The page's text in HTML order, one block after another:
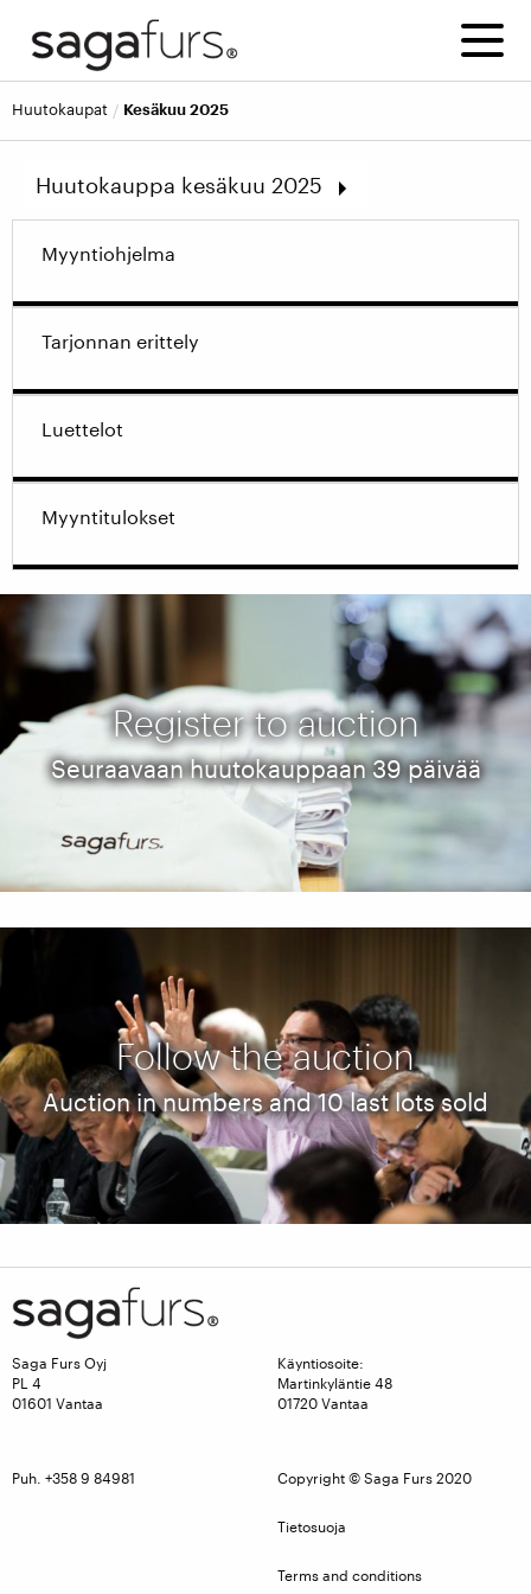
huutokaupat Kesäkuu 2025
Huutokauppa kesäkuu 2025
Kesäkuu 2026
Maaliskuu 2026
Joulukuu 2025
Näytä vanhemmat huutokaupat
Myyntiohjelma
Tarjonnan erittely
Luettelot
Myyntitulokset
Register to auction
Seuraavaan huutokauppaan 39 päivää
Follow the auction
Auction in numbers and 10 last lots sold
Live video from the auction
Follow the auction via live video stream
Saga Furs Oyj
PL 4
01601 Vantaa
Käyntiosoite:
Martinkyläntie 48
01720 Vantaa
Puh. +358 9 84981 Copyright © Saga Furs 2020
Tietosuoja
Terms and conditions